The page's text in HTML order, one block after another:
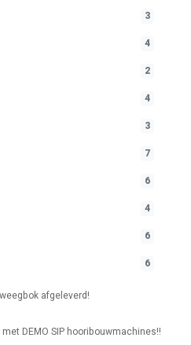
3
4
2
4
3
7
6
4
6
6
afgeleverd!
DEMO SIP hooribouwmachines!!